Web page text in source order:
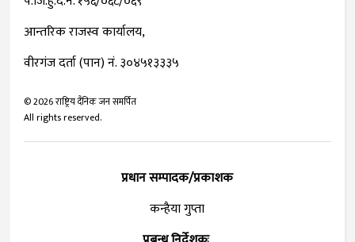
आन्तरिक राजस्व कार्यालय,
वीरगंज दर्ता (पान) नं. ३०४५१३३३५
©2026राष्ट्रिय दैनिक जन समर्पित
All rights reserved.
प्रधान सम्पादक/प्रकाशक
कन्हैया गुप्ता